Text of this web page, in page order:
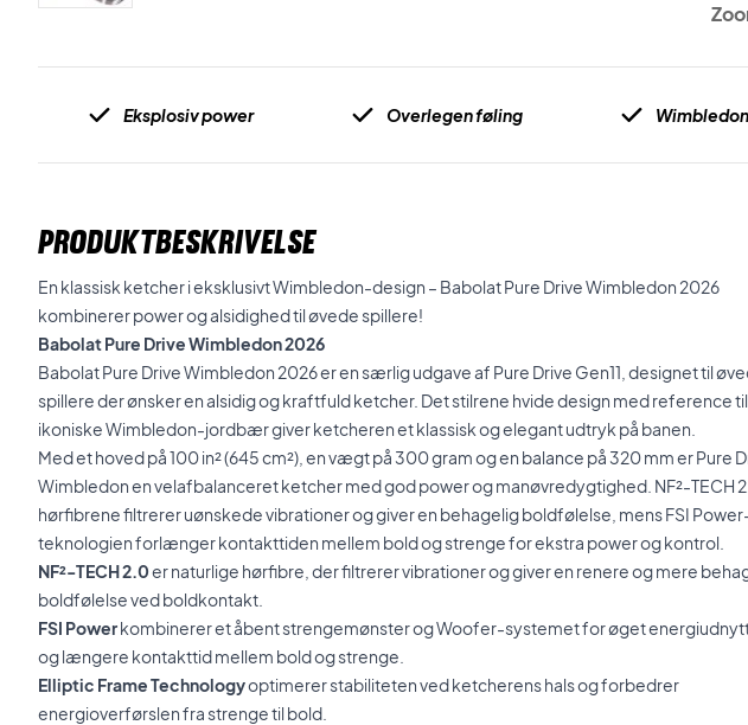
Eksplosiv power Overlegen føling Wimbledon
PRODUKTBESKRIVELSE
En klassisk ketcher i eksklusivt Wimbledon-design – Babolat Pure Drive Wimbledon 2026
kombinerer power og alsidighed til øvede spillere!
Babolat Pure Drive Wimbledon 2026
Babolat Pure Drive Wimbledon 2026 er en særlig udgave af Pure Drive Gen11, designet til
spillere der ønsker en alsidig og kraftfuld ketcher. Det stilrene hvide design med reference
ikoniske Wimbledon-jordbær giver ketcheren et klassisk og elegant udtryk på banen.
Med et hoved på 100 in² (645 cm²), en vægt på 300 gram og en balance på 320 mm er Pure
Wimbledon en velafbalanceret ketcher med god power og manøvredygtighed. NF²-TECH
hørfibrene filtrerer uønskede vibrationer og giver en behagelig boldfølelse, mens FSI
teknologien forlænger kontakttiden mellem bold og strenge for ekstra power og kontrol.
NF²-TECH 2.0er naturlige hørfibre, der filtrerer vibrationer og giver en renere og mere
boldfølelse ved boldkontakt.
FSI Powerkombinerer et åbent strengemønster og Woofer-systemet for øget
og længere kontakttid mellem bold og strenge.
Elliptic Frame Technologyoptimerer stabiliteten ved ketcherens hals og forbedrer
energioverførslen fra strenge til bold.